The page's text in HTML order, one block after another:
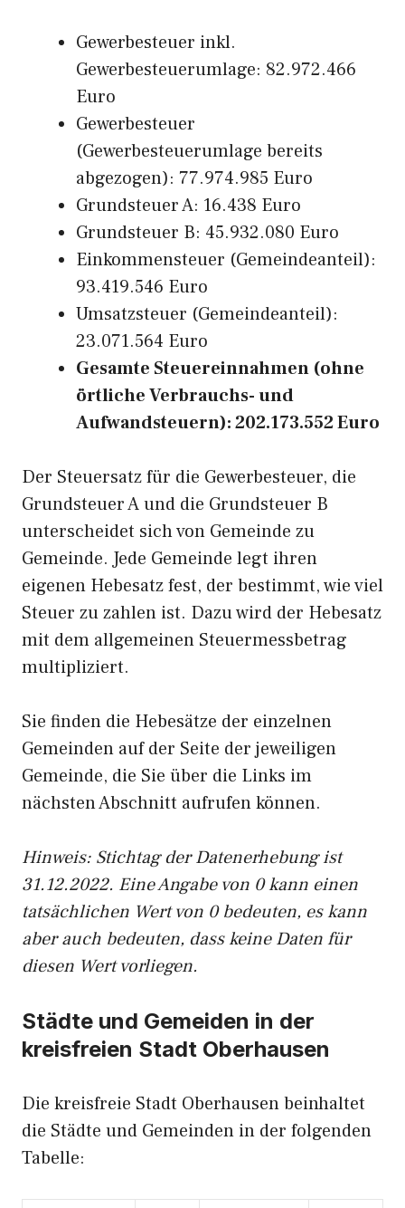
Gewerbesteuer inkl.
Gewerbesteuerumlage: 82.972.466
Euro
Gewerbesteuer
(Gewerbesteuerumlage bereits
abgezogen): 77.974.985 Euro
Grundsteuer A: 16.438 Euro
Grundsteuer B: 45.932.080 Euro
Einkommensteuer (Gemeindeanteil):
93.419.546 Euro
Umsatzsteuer (Gemeindeanteil):
23.071.564 Euro
Gesamte Steuereinnahmen (ohne
örtliche Verbrauchs- und
Aufwandsteuern): 202.173.552 Euro
Der Steuersatz für die Gewerbesteuer, die
Grundsteuer A und die Grundsteuer B
unterscheidet sich von Gemeinde zu
Gemeinde. Jede Gemeinde legt ihren
eigenen Hebesatz fest, der bestimmt, wie viel
Steuer zu zahlen ist. Dazu wird der Hebesatz
mit dem allgemeinen Steuermessbetrag
multipliziert.
Sie finden die Hebesätze der einzelnen
Gemeinden auf der Seite der jeweiligen
Gemeinde, die Sie über die Links im
nächsten Abschnitt aufrufen können.
Hinweis: Stichtag der Datenerhebung ist
31.12.2022. Eine Angabe von 0 kann einen
tatsächlichen Wert von 0 bedeuten, es kann
aber auch bedeuten, dass keine Daten für
diesen Wert vorliegen.
Städte und Gemeiden in der
kreisfreien Stadt Oberhausen
Die kreisfreie Stadt Oberhausen beinhaltet
die Städte und Gemeinden in der folgenden
Tabelle: